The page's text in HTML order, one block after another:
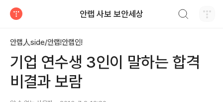
안랩 사보 보안세상
안랩人side/안랩!안랩인!
기업 연수생 3인이 말하는 합격
비결과 보람